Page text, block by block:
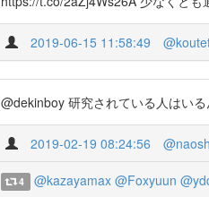
2019-06-15 11:58:49
@dekinboy 研究されている人はい
2019-02-19 08:24:56
4 @kazayamax @Foxyuun